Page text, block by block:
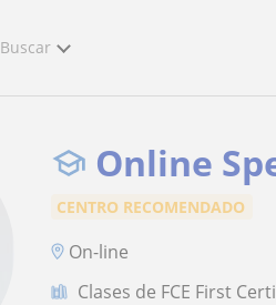
Buscar
Online
CENTRO RECOMENDADO
On-line
Clases de FCE First